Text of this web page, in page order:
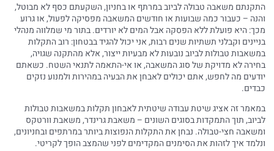
התקנתם משאבה טבולה לביוב במרתף או בחניון, השקעתם כסף לא מבוטל,
והנה – כעבור כמה שבועות או חודשים המשאבה מפסיקה לפעול, או גרוע
מכך: היא פועלת ללא הפסקה אבל המים לא יורדים. בתור מי שמלווה מנהלי
בניינים וקבלני תשתיות שנים רבות, אני יכול להגיד בבטחון: רוב התקלות
במשאבות טבולות לביוב נובעות לא מבעיות ייצור, אלא מהתקנה שגויה,
בחירה לא מדויקת של סוג המשאבה, או אי-התאמה לתנאי השטח. כשאתם
יודעים מה לחפש, אתם יכולים לאבחן את הבעיה במהירות ולמנוע נזקים
כבדים.
במאמר זה אציג שיטת עבודה שיטתית לאבחון תקלות במשאבות טבולות
לביוב, תוך התמקדות בסוגים השונים – משאבת גרינדר, משאבת וורטקס
ומשאבה חצי-טבולה. נבחן את התקלות הנפוצות ביותר במרתפים ובחניונים,
ונלמד איך לזהות את הסימנים המקדימים לפני שהמצב הופך לקריטי.